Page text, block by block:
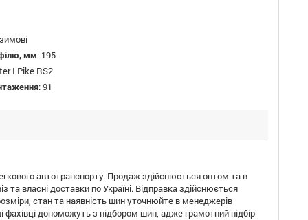
зимові
мм: 195
I Pike RS2
:91
автотранспорту. Продаж здійснюється оптом та в
власні доставки по Україні. Відправка здійснюється
стан та наявність шин уточнюйте в менеджерів
фахівці допоможуть з підбором шин, адже грамотний підбір